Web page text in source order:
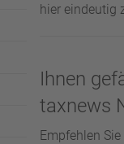
hier eindeutig
Ihnen
taxnews
Empfehlen